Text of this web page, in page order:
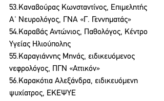
53.Καναβούρας Κωνσταντίνος, Επιμελητής
Α' Νευρολόγος, ΓΝΑ «Γ. Γεννηματάς»
54.Καραβάς Αντώνιος, Παθολόγος, Κέντρο
Υγείας Ηλιούπολης
55.Καραγιάννης Μηνάς, ειδικευόμενος
νεφρολόγος, ΠΓΝ «Αττικόν»
56.Καρακότια Αλεξάνδρα, ειδικευόμενη
ψυχίατρος, ΕΚΕΨΥΕ